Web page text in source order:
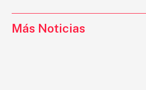
Más Noticias